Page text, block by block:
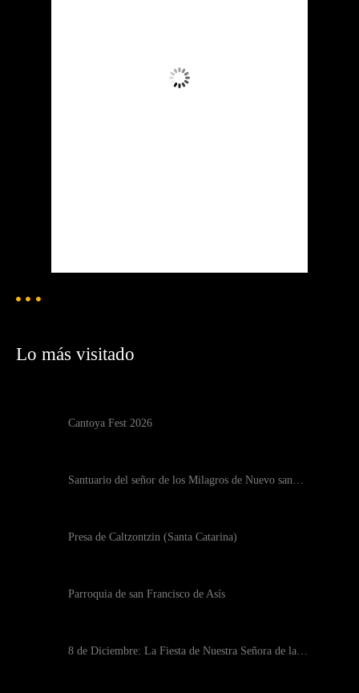
Nubes
Lo más visitado
Cantoya Fest 2026
Santuario del señor de los Milagros de Nuevo san…
Presa de Caltzontzin (Santa Catarina)
Parroquia de san Francisco de Asís
8 de Diciembre: La Fiesta de Nuestra Señora de la…